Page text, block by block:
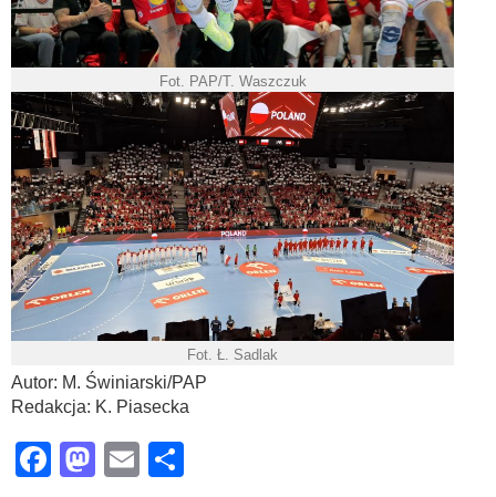
Fot. PAP/T. Waszczuk
Fot. Ł. Sadlak
Autor: M. Świniarski/PAP
Redakcja: K. Piasecka
Facebook
Mastodon
Email